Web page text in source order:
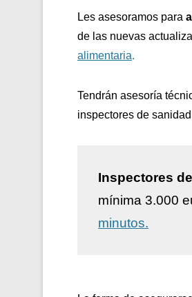
Les asesoramos para
de las nuevas
alimentaria.
Tendrán asesoría
inspectores de
Inspectores
mínima 3.000
minutos.